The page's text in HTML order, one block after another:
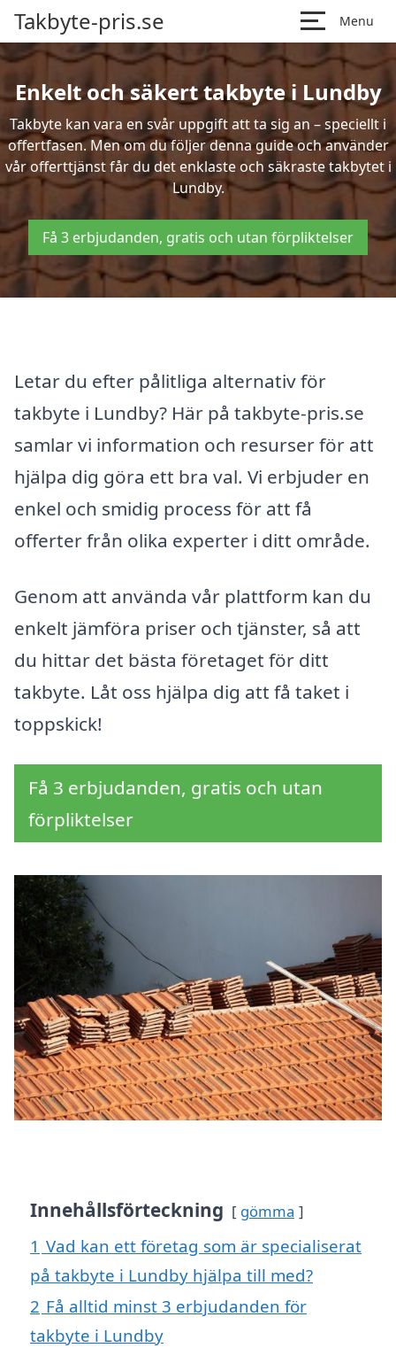
Takbyte-pris.se Menu
Enkelt och säkert takbyte i Lundby
Takbyte kan vara en svår uppgift att ta sig an – speciellt i
offertfasen. Men om du följer denna guide och använder
vår offerttjänst får du det enklaste och säkraste takbytet i
Lundby.
Få 3 erbjudanden, gratis och utan förpliktelser
Letar du efter pålitliga alternativ för
takbyte i Lundby? Här på takbyte-pris.se
samlar vi information och resurser för att
hjälpa dig göra ett bra val. Vi erbjuder en
enkel och smidig process för att få
offerter från olika experter i ditt område.
Genom att använda vår plattform kan du
enkelt jämföra priser och tjänster, så att
du hittar det bästa företaget för ditt
takbyte. Låt oss hjälpa dig att få taket i
toppskick!
Få 3 erbjudanden, gratis och utan
förpliktelser
Innehållsförteckning gömma
1 Vad kan ett företag som är specialiserat
på takbyte i Lundby hjälpa till med?
2 Få alltid minst 3 erbjudanden för
takbyte i Lundby